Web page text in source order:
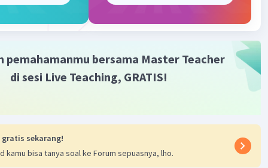
pemahamanmu bersama Master Teacher
di sesi Live Teaching, GRATIS!
gratis sekarang!
kamu bisa tanya soal ke Forum sepuasnya, lho.